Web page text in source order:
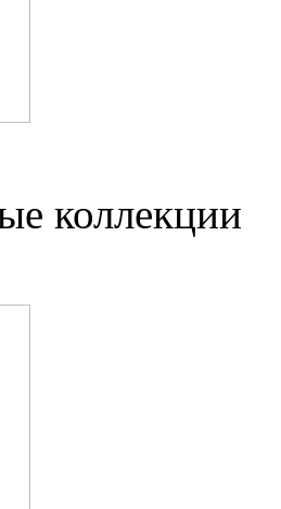
коллекции